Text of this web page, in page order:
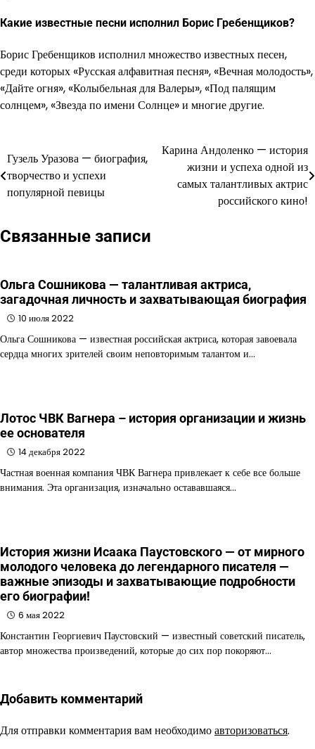
Какие известные песни исполнил Борис Гребенщиков?
Борис Гребенщиков исполнил множество известных песен,
среди которых «Русская алфавитная песня», «Вечная молодость»,
«Дайте огня», «Колыбельная для Валеры», «Под палящим
солнцем», «Звезда по имени Солнце» и многие другие.
Навигация
по
записям
Гузель Уразова — биография,
творчество и успехи
популярной певицы
Карина Андоленко — история
жизни и успеха одной из
самых талантливых актрис
российского кино!
Связанные записи
Ольга Сошникова — талантливая актриса,
загадочная личность и захватывающая биография
10 июля 2022
Ольга Сошникова — известная российская актриса, которая завоевала
сердца многих зрителей своим неповторимым талантом и…
Лотос ЧВК Вагнера – история организации и жизнь
ее основателя
14 декабря 2022
Частная военная компания ЧВК Вагнера привлекает к себе все больше
внимания. Эта организация, изначально остававшаяся…
История жизни Исаака Паустовского — от мирного
молодого человека до легендарного писателя —
важные эпизоды и захватывающие подробности
его биографии!
6 мая 2022
Константин Георгиевич Паустовский — известный советский писатель,
автор множества произведений, которые до сих пор покоряют…
Добавить комментарий
Для отправки комментария вам необходимоавторизоваться.